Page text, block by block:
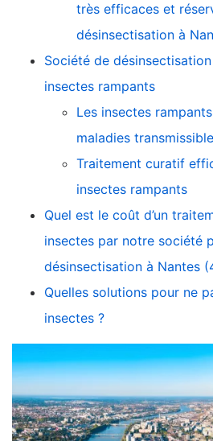
très efficaces et
désinsectisation à
Société de
insectes rampants
Les insectes
maladies
Traitement curatif
insectes rampants
Quel est le coût d’un
insectes par notre société
désinsectisation à Nantes
Quelles solutions pour ne
insectes ?